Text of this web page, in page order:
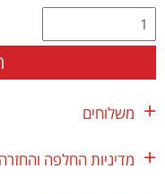
משלוחים
מדיניות החלפה והחזרה